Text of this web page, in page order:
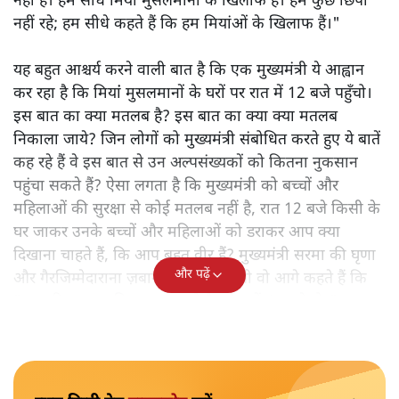
नहीं रहे; हम सीधे कहते हैं कि हम मियांओं के खिलाफ हैं।"
यह बहुत आश्चर्य करने वाली बात है कि एक मुख्यमंत्री ये आह्वान
कर रहा है कि मियांं मुसलमानों के घरों पर रात में 12 बजे पहुँचो।
इस बात का क्या मतलब है? इस बात का क्या क्या मतलब
निकाला जाये? जिन लोगों को मुख्यमंत्री संबोधित करते हुए ये बातें
कह रहे हैं वे इस बात से उन अल्पसंख्यकों को कितना नुकसान
पहुंचा सकते हैं? ऐसा लगता है कि मुख्यमंत्री को बच्चों और
महिलाओं की सुरक्षा से कोई मतलब नहीं है, रात 12 बजे किसी के
घर जाकर उनके बच्चों और महिलाओं को डराकर आप क्या
दिखाना चाहते हैं, कि आप बहुत वीर हैं? मुख्यमंत्री सरमा की घृणा
और गैरजिम्मेदाराना ज़बान यहीं नहीं रुकती वो आगे कहते हैं कि
और पढ़ें